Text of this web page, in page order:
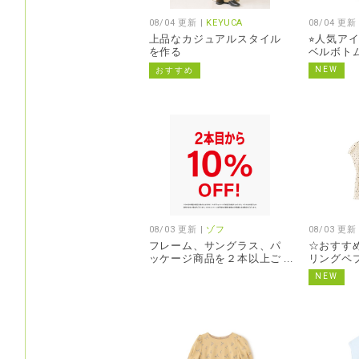
08/04 更新 | KEYUCA
上品なカジュアルスタイル
を作る
おすすめ
08/04 更
⭐︎人気ア
ベルボト
NEW
08/03 更新 | ゾフ
フレーム、サングラス、パ
ッケージ商品を２本以上ご
08/03 更
☆おすす
リングペ
NEW